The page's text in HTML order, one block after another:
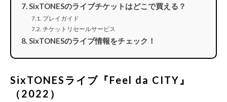
SixTONESのライブチケットはどこで買える？
プレイガイド
チケットリセールサービス
SixTONESのライブ情報をチェック！
SixTONESライブ『Feel da CITY』
（2022）